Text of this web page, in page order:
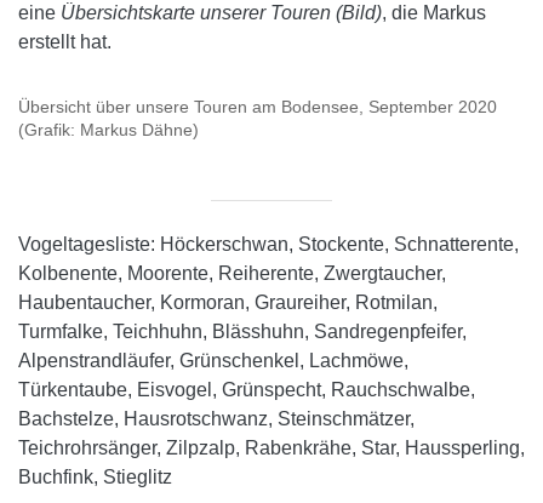
eine Übersichtskarte unserer Touren (Bild), die Markus
erstellt hat.
Übersicht über unsere Touren am Bodensee, September 2020
(Grafik: Markus Dähne)
Vogeltagesliste: Höckerschwan, Stockente, Schnatterente,
Kolbenente, Moorente, Reiherente, Zwergtaucher,
Haubentaucher, Kormoran, Graureiher, Rotmilan,
Turmfalke, Teichhuhn, Blässhuhn, Sandregenpfeifer,
Alpenstrandläufer, Grünschenkel, Lachmöwe,
Türkentaube, Eisvogel, Grünspecht, Rauchschwalbe,
Bachstelze, Hausrotschwanz, Steinschmätzer,
Teichrohrsänger, Zilpzalp, Rabenkrähe, Star, Haussperling,
Buchfink, Stieglitz